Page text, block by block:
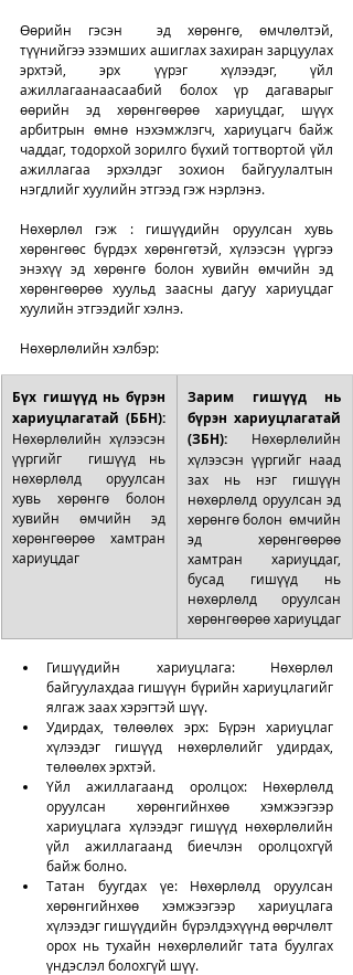
Өөрийн гэсэн  эд хөрөнгө, өмчлөлтэй,
түүнийгээ эзэмших ашиглах захиран зарцуулах
эрхтэй, эрх үүрэг хүлээдэг, үйл
ажиллагаанаасаабий болох үр дагаварыг
өөрийн эд хөрөнгөөрөө хариуцдаг, шүүх
арбитрын өмнө нэхэмжлэгч, хариуцагч байж
чаддаг, тодорхой зорилго бүхий тогтвортой үйл
ажиллагаа эрхэлдэг зохион байгуулалтын
нэгдлийг хуулийн этгээд гэж нэрлэнэ.
Нөхөрлөл гэж : гишүүдийн оруулсан хувь
хөрөнгөөс бүрдэх хөрөнгөтэй, хүлээсэн үүргээ
энэхүү эд хөрөнгө болон хувийн өмчийн эд
хөрөнгөөрөө хуульд заасны дагуу хариуцдаг
хуулийн этгээдийг хэлнэ.
Нөхөрлөлийн хэлбэр:
Бүх гишүүд нь бүрэн
Нөхөрлөлийн хүлээсэн
үүргийг  гишүүд нь
нөхөрлөлд оруулсан
хувь хөрөнгө болон
хувийн өмчийн эд
хөрөнгөөрөө хамтран
хариуцдаг
Зарим гишүүд нь
бүрэн хариуцлагатай
(ЗБН): Нөхөрлөлийн
хүлээсэн үүргийг наад
зах нь нэг гишүүн
нөхөрлөлд оруулсан эд
хөрөнгө болон  өмчийн
эд хөрөнгөөрөө
хамтран хариуцдаг,
бусад гишүүд нь
нөхөрлөлд оруулсан
хөрөнгөөрөө хариуцдаг
Гишүүдийн хариуцлага: Нөхөрлөл
байгуулахдаа гишүүн бүрийн хариуцлагийг
ялгаж заах хэрэгтэй шүү.
Удирдах, төлөөлөх эрх: Бүрэн хариуцлаг
хүлээдэг гишүүд нөхөрлөлийг удирдах,
төлөөлөх эрхтэй.
Үйл ажиллагаанд оролцох: Нөхөрлөлд
оруулсан хөрөнгийнхөө хэмжээгээр
хариуцлага хүлээдэг гишүүд нөхөрлөлийн
үйл ажиллагаанд биечлэн оролцохгүй
байж болно.
Татан буугдах үе: Нөхөрлөлд оруулсан
хөрөнгийнхөө хэмжээгээр хариуцлага
хүлээдэг гишүүдийн бүрэлдэхүүнд өөрчлөлт
орох нь тухайн нөхөрлөлийг тата буулгах
үндэслэл болохгүй шүү.